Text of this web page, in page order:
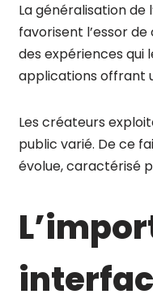
La généralisation
favorisent l’essor
des expériences
applications offrant
Les créateurs
public varié. De ce
évolue, caractérisé